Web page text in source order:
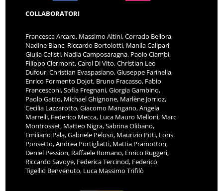
COLLABORATORI
Francesca Arcaro, Massimo Altini, Corrado Bellora,
Nadine Blanc, Riccardo Bortolotti, Manila Calipari,
Giulia Calisti, Nadia Camposaragna, Paolo Ciambi,
Filippo Clermont, Carol Di Vito, Christian Leo
Dufour, Christian Evaspasiano, Giuseppe Farinella,
Enrico Formento Dojot, Bruno Fracasso, Fabio
Francesconi, Sofia Fregnani, Giorgia Gambino,
Paolo Gatto, Michael Ghignone, Marlène Jorrioz,
Cecilia Lazzarotto, Giacomo Mangano, Angela
Marrelli, Federico Mecca, Luca Mauro Melloni, Marc
Montrosset, Matteo Nigra, Sabrina Olibano,
Emiliano Pala, Gabriele Peloso, Maurizio Pitti, Loris
Ponsetto, Andrea Portigliatti, Mattia Pramotton,
Deniel Pession, Raffaele Romano, Enrico Ruggeri,
Riccardo Savoye, Federica Tercinod, Federico
Tigellio Benvenuto, Luca Massimo Trifilò